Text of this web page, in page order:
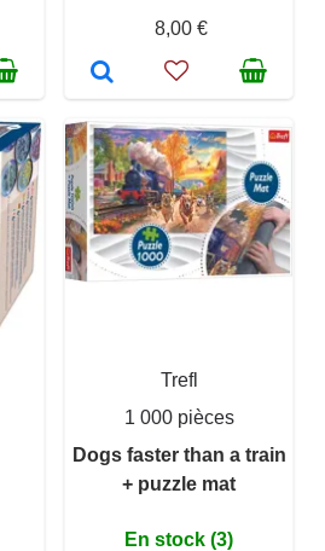
8,00 €
Trefl
1 000 pièces
Dogs faster than a train
+ puzzle mat
En stock (3)